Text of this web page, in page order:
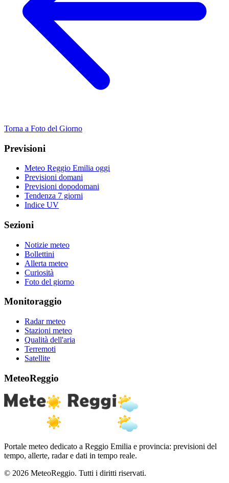
Torna a Foto del Giorno
Previsioni
Meteo Reggio Emilia oggi
Previsioni domani
Previsioni dopodomani
Tendenza 7 giorni
Indice UV
Sezioni
Notizie meteo
Bollettini
Allerta meteo
Curiosità
Foto del giorno
Monitoraggio
Radar meteo
Stazioni meteo
Qualità dell'aria
Terremoti
Satellite
MeteoReggio
Portale meteo dedicato a Reggio Emilia e provincia: previsioni del
tempo, allerte, radar e dati in tempo reale.
© 2026 MeteoReggio. Tutti i diritti riservati.